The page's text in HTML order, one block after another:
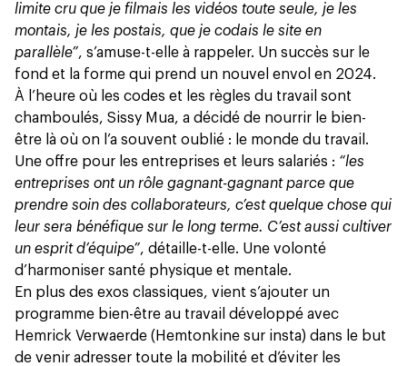
limite cru que je filmais les vidéos toute seule, je les
montais, je les postais, que je codais le site en
parallèle”, s’amuse-t-elle à rappeler. Un succès sur le
fond et la forme qui prend un nouvel envol en 2024.
À l’heure où les codes et les règles du travail sont
chamboulés, Sissy Mua, a décidé de nourrir le bien-
être là où on l’a souvent oublié : le monde du travail.
Une offre pour les entreprises et leurs salariés : “les
entreprises ont un rôle gagnant-gagnant parce que
prendre soin des collaborateurs, c’est quelque chose qui
leur sera bénéfique sur le long terme. C’est aussi cultiver
un esprit d’équipe”, détaille-t-elle. Une volonté
d’harmoniser santé physique et mentale.
En plus des exos classiques, vient s’ajouter un
programme bien-être au travail développé avec
Hemrick Verwaerde ( Hemtonkine sur insta) dans le but
de venir adresser toute la mobilité et d’éviter les